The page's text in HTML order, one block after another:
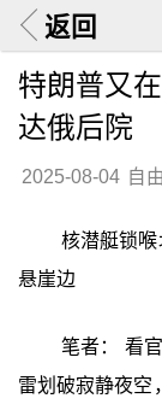
返回
特朗普又
达俄后院
2025-08-04 自由
核潜艇锁喉
悬崖边
笔者： 看
雷划破寂静夜空